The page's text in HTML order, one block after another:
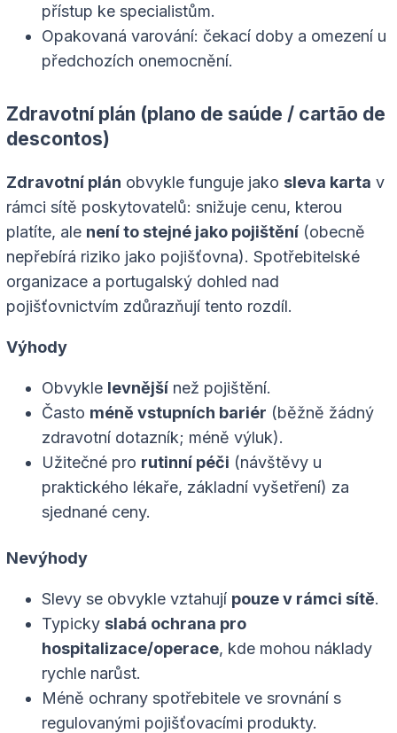
přístup ke specialistům.
Opakovaná varování: čekací doby a omezení u
předchozích onemocnění.
Zdravotní plán (plano de saúde / cartão de
descontos)
Zdravotní plán obvykle funguje jako sleva karta v
rámci sítě poskytovatelů: snižuje cenu, kterou
platíte, ale není to stejné jako pojištění (obecně
nepřebírá riziko jako pojišťovna). Spotřebitelské
organizace a portugalský dohled nad
pojišťovnictvím zdůrazňují tento rozdíl.
Výhody
Obvykle levnější než pojištění.
Často méně vstupních bariér (běžně žádný
zdravotní dotazník; méně výluk).
Užitečné pro rutinní péči (návštěvy u
praktického lékaře, základní vyšetření) za
sjednané ceny.
Nevýhody
Slevy se obvykle vztahují pouze v rámci sítě.
Typicky slabá ochrana pro
hospitalizace/operace, kde mohou náklady
rychle narůst.
Méně ochrany spotřebitele ve srovnání s
regulovanými pojišťovacími produkty.